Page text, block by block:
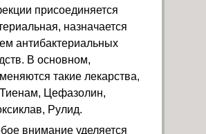
присоединяется
назначается
антибактериальных
В основном,
такие лекарства,
Тиенам, Цефазолин,
Рулид.
внимание уделяется